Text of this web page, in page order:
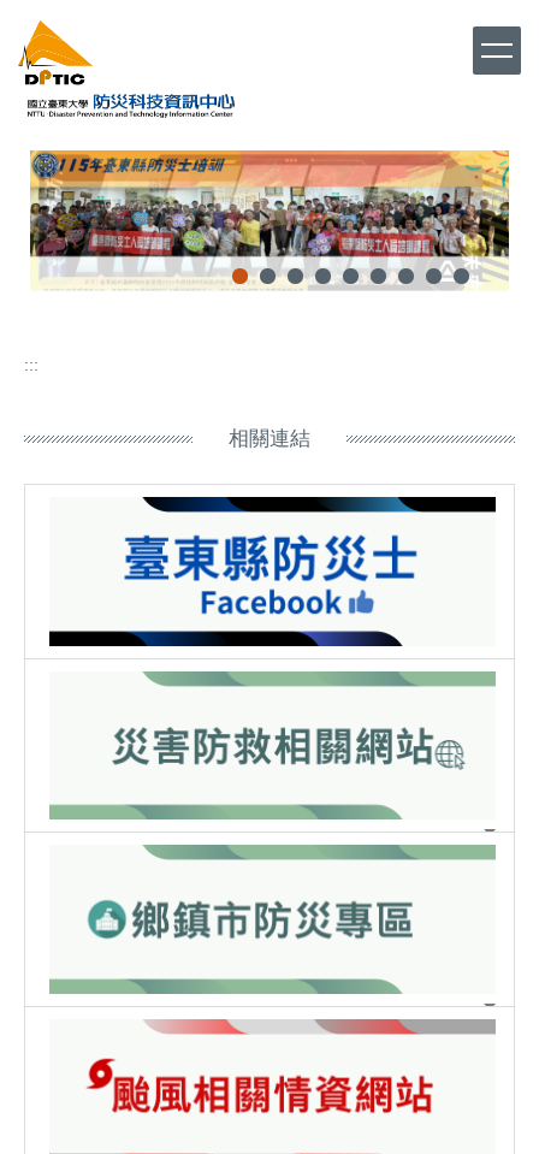
到
主
:::
相關連結